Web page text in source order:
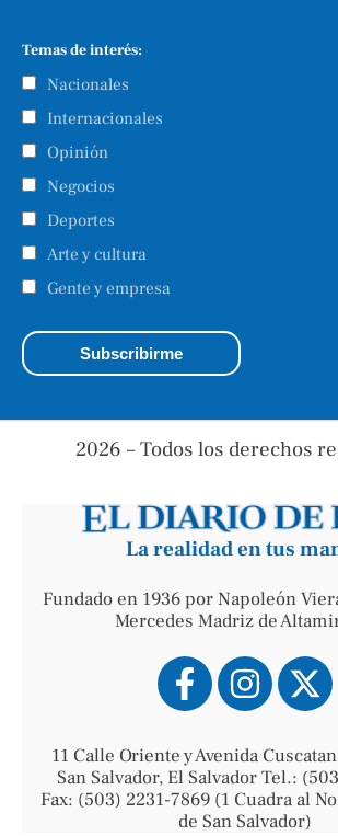
Temas de interés:
Nacionales
Internacionales
Opinión
Negocios
Deportes
Arte y cultura
Gente y empresa
2026 – Todos los derechos
La realidad en tus
Fundado en 1936 por Napoleón
Mercedes Madriz de
11 Calle Oriente y Avenida
San Salvador, El Salvador Tel.:
Fax: (503) 2231-7869 (1 Cuadra al
de San Salvador)